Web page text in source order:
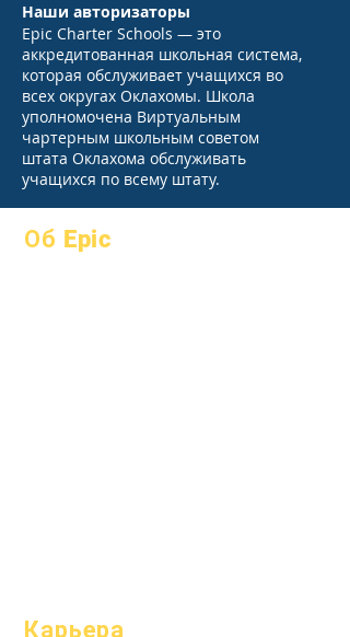
Наши авторизаторы
Epic Charter Schools — это
аккредитованная школьная система,
которая обслуживает учащихся во
всех округах Оклахомы. Школа
уполномочена Виртуальным
чартерным школьным советом
штата Оклахома обслуживать
учащихся по всему штату.
Об Epic
Карьера